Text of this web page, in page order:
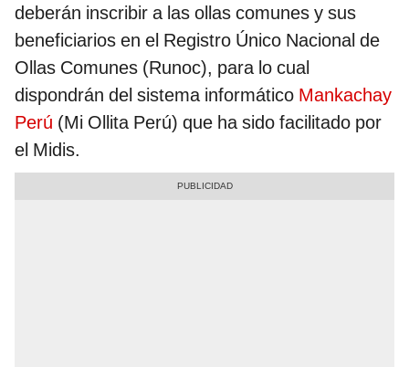
deberán inscribir a las ollas comunes y sus
beneficiarios en el Registro Único Nacional de
Ollas Comunes (Runoc), para lo cual
dispondrán del sistema informático Mankachay
Perú (Mi Ollita Perú) que ha sido facilitado por
el Midis.